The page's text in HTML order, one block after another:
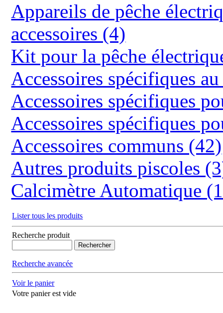
Appareils de pêche
accessoires (4)
Kit pour la pêche
Accessoires spécifiques
Accessoires spécifiques
Accessoires spécifiques
Accessoires communs (42)
Autres produits piscoles
Calcimètre Automatique
Lister tous les produits
Recherche produit
Recherche avancée
Voir le panier
Votre panier est vide